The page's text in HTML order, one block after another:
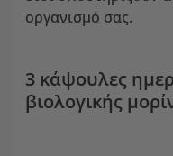
οργανισμό σας.
3 κάψουλες
βιολογικής